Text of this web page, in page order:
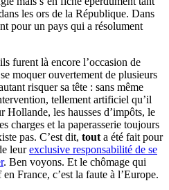
les ors de la République. Dans
pour un pays qui a résolument
furent là encore l’occasion de
moquer ouvertement de plusieurs
risquer sa tête : sans même
tellement artificiel qu’il
Hollande, les hausses d’impôts, le
charges et la paperasserie toujours
pas. C’est dit, tout a été fait pour
leurexclusive responsabilité de se
. Ben voyons. Et le chômage qui
France, c’est la faute à l’Europe.